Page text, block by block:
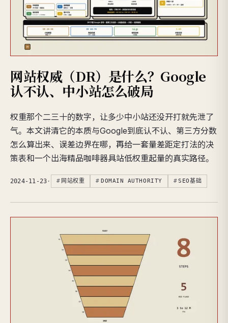
网站权威（DR）是什么？Google
认不认、中小站怎么破局
权重那个二三十的数字，让多少中小站还没开打就先泄了
气。本文讲清它的本质与Google到底认不认、第三方分数
怎么算出来、误差边界在哪，再给一套量差距定打法的决
策表和一个出海精品咖啡器具站低权重起量的真实路径。
2024-11-23 · 网站权重 DOMAIN AUTHORITY SEO基础